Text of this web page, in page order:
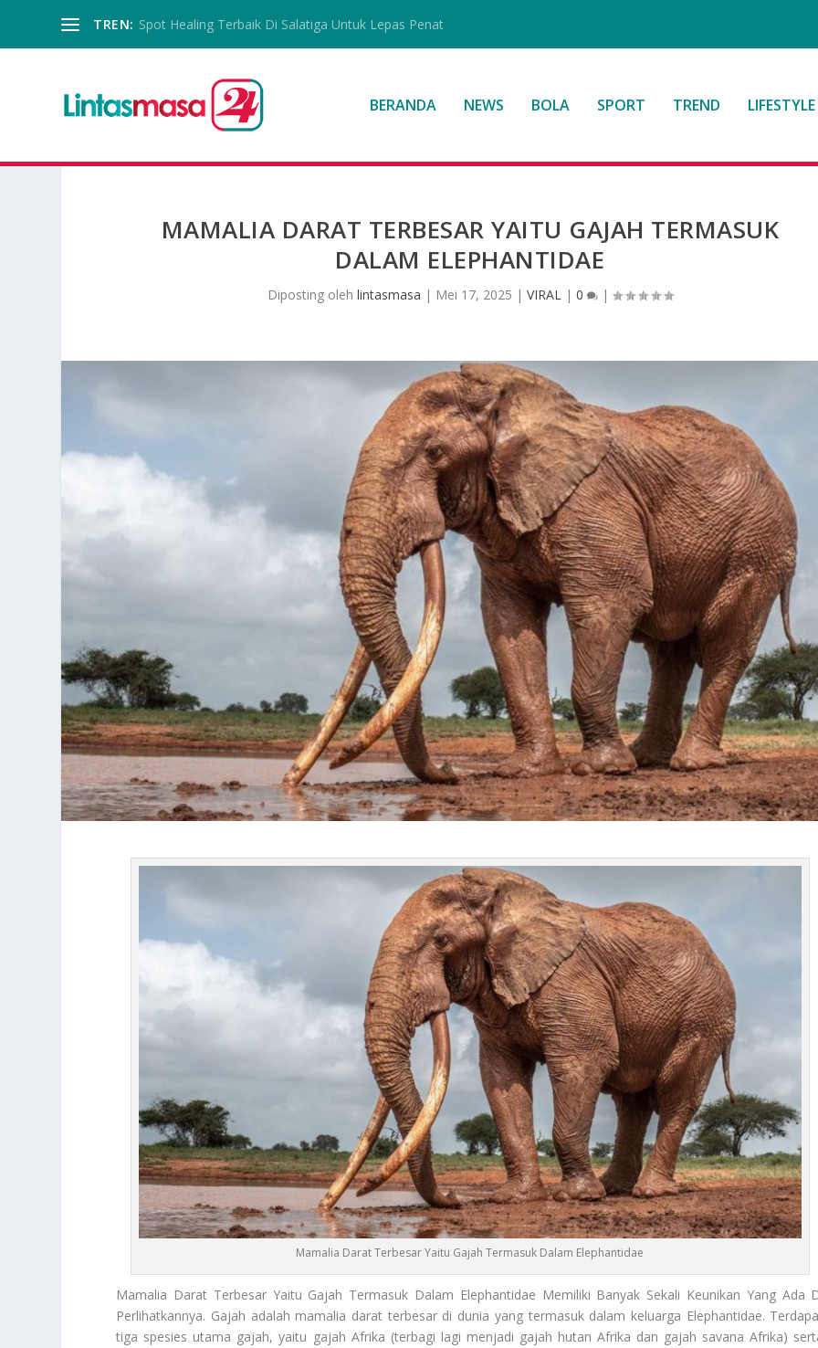
TREN: Spot Healing Terbaik Di Salatiga Untuk Lepas Penat
BERANDA NEWS BOLA SPORT TREND LIFESTYLE
MAMALIA DARAT TERBESAR YAITU GAJAH TERMASUK
DALAM ELEPHANTIDAE
Diposting oleh lintasmasa | Mei 17, 2025 | VIRAL| 0 |
Mamalia Darat Terbesar Yaitu Gajah Termasuk Dalam Elephantidae
Mamalia Darat TerbesarYaitu Gajah Termasuk Dalam Elephantidae Memiliki Banyak Sekali Keunikan Yang Ada
Perlihatkannya. Gajah adalah mamalia darat terbesar di dunia yang termasuk dalam keluarga Elephantidae.
tiga spesies utama gajah, yaitu gajah Afrika (terbagi lagi menjadi gajah hutan Afrika dan gajah savana Afrika)